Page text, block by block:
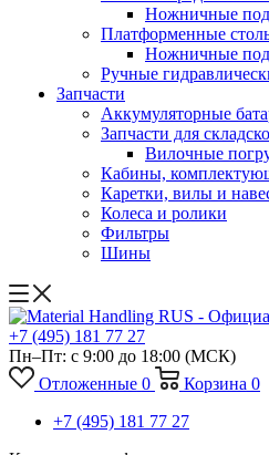
Ножничные
Платформенные
Ножничные
Ручные
Запчасти
Аккумуляторные
Запчасти для
Вилочные
Кабины,
Каретки, вилы и
Колеса и ролики
Фильтры
Шины
+7 (495) 181 77 27
Пн–Пт: с 9:00 до 18:00 (МСК)
Отложенные 0 Корзина 0
+7 (495) 181 77 27